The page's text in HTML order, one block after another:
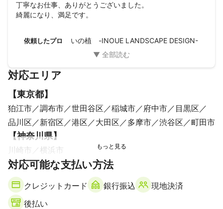
丁寧なお仕事、ありがとうございました。
綺麗になり、満足です。
依頼したプロ いの植 -INOUE LANDSCAPE DESIGN-
対応エリア
【東京都】
狛江市 調布市 世田谷区 稲城市 府中市
目黒区
品川区
新宿区 港区 大田区 多摩市 渋谷区 町田市
【神奈川県】
川崎市 横浜市
対応可能な支払い方法
クレジットカード 銀行振込
現地決済
後払い